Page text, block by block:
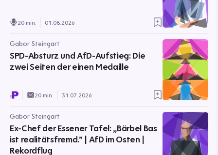
20 min. 01.08.2026
Gabor Steingart
SPD-Absturz und AfD-Aufstieg: Die
zwei Seiten der einen Medaille
20 min. 31.07.2026
Gabor Steingart
Ex-Chef der Essener Tafel: „Bärbel Bas
ist realitätsfremd.” | AfD im Osten |
Rekordflug